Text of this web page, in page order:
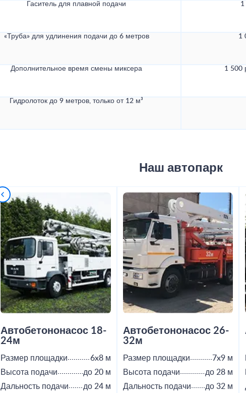
Гаситель для плавной подачи 1
«Труба» для удлинения подачи до 6 метров 1
Дополнительное время смены миксера 1 500
Гидролоток до 9 метров, только от 12 м³
Наш автопарк
Автобетононасос 18-
24м
Размер площадки
6x8 м
Высота подачи
до 20 м
Дальность подачи
до 24 м
Автобетононасос 26-
32м
Размер площадки
7x9 м
Высота подачи
до 28 м
Дальность подачи
до 32 м